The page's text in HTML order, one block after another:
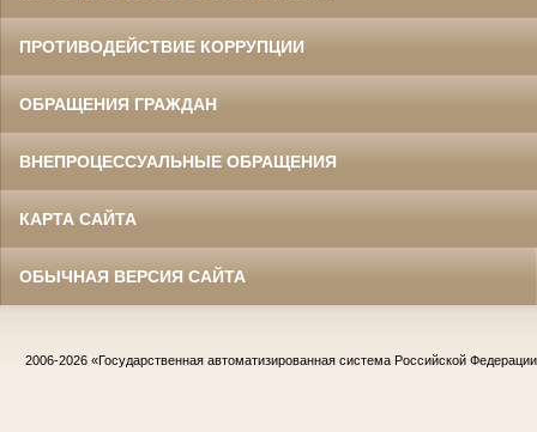
ПРОТИВОДЕЙСТВИЕ КОРРУПЦИИ
ОБРАЩЕНИЯ ГРАЖДАН
ВНЕПРОЦЕССУАЛЬНЫЕ ОБРАЩЕНИЯ
КАРТА САЙТА
ОБЫЧНАЯ ВЕРСИЯ САЙТА
2006-2026 «Государственная автоматизированная система Российской